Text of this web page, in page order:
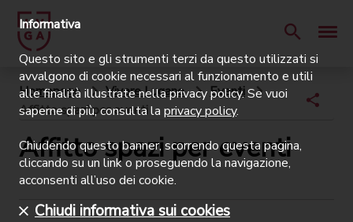
Homepage Vivere Lugano
Eventi
Affitto spazi per eventi
Affitto spazi per eventi
Informativa
Questo sito e gli strumenti terzi da questo utilizzati si
avvalgono di cookie necessari al funzionamento e utili
alle finalità illustrate nella privacy policy. Se vuoi
saperne di più, consulta la privacy policy.
Chiudendo questo banner, scorrendo questa pagina,
cliccando su un link o proseguendo la navigazione,
acconsenti all’uso dei cookie.
Chiudi informativa sui cookies